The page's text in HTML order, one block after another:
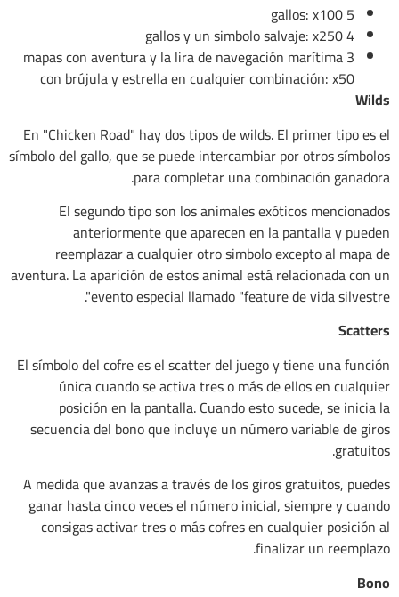
5 gallos: x100
4 gallos y un simbolo salvaje: x250
3 mapas con aventura y la lira de navegación marítima
con brújula y estrella en cualquier combinación: x50
Wilds
En "Chicken Road" hay dos tipos de wilds. El primer tipo es el
símbolo del gallo, que se puede intercambiar por otros símbolos
para completar una combinación ganadora.
El segundo tipo son los animales exóticos mencionados
anteriormente que aparecen en la pantalla y pueden
reemplazar a cualquier otro simbolo excepto al mapa de
aventura. La aparición de estos animal está relacionada con un
evento especial llamado "feature de vida silvestre".
Scatters
El símbolo del cofre es el scatter del juego y tiene una función
única cuando se activa tres o más de ellos en cualquier
posición en la pantalla. Cuando esto sucede, se inicia la
secuencia del bono que incluye un número variable de giros
gratuitos.
A medida que avanzas a través de los giros gratuitos, puedes
ganar hasta cinco veces el número inicial, siempre y cuando
consigas activar tres o más cofres en cualquier posición al
finalizar un reemplazo.
Bono